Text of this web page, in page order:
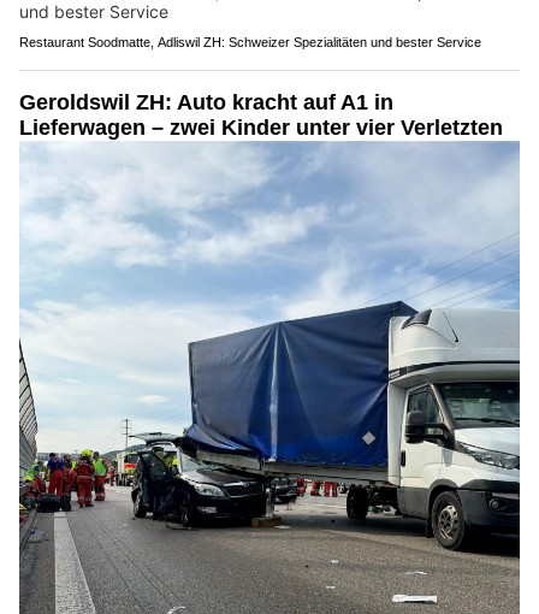
Restaurant Soodmatte, Adliswil ZH: Schweizer Spezialitäten und bester Service
Geroldswil ZH: Auto kracht auf A1 in
Lieferwagen – zwei Kinder unter vier Verletzten